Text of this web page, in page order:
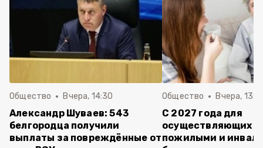
Общество Вчера, 14:30
Александр Шуваев: 543
белгородца получили
выплаты за повреждённые от
Общество Вчера,
С 2027 года для
осуществляющих
пожилыми и